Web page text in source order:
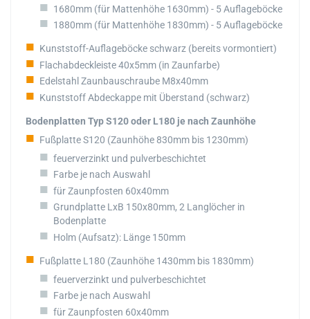
1680mm (für Mattenhöhe 1630mm) - 5 Auflageböcke
1880mm (für Mattenhöhe 1830mm) - 5 Auflageböcke
Kunststoff-Auflageböcke schwarz (bereits vormontiert)
Flachabdeckleiste 40x5mm (in Zaunfarbe)
Edelstahl Zaunbauschraube M8x40mm
Kunststoff Abdeckappe mit Überstand (schwarz)
Bodenplatten Typ S120 oder L180 je nach Zaunhöhe
Fußplatte S120 (Zaunhöhe 830mm bis 1230mm)
feuerverzinkt und pulverbeschichtet
Farbe je nach Auswahl
für Zaunpfosten 60x40mm
Grundplatte LxB 150x80mm, 2 Langlöcher in
Bodenplatte
Holm (Aufsatz): Länge 150mm
Fußplatte L180 (Zaunhöhe 1430mm bis 1830mm)
feuerverzinkt und pulverbeschichtet
Farbe je nach Auswahl
für Zaunpfosten 60x40mm